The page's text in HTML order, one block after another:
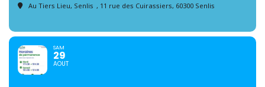
Au Tiers Lieu, Senlis , 11 rue des Cuirassiers, 60300 Senlis
SAM
29
AOUT